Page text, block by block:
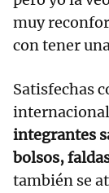
muy
con tener
Satisfechas
internacional
integrantes
bolsos,
también se